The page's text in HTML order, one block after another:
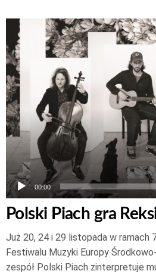
Odtwarzacz
plików
dźwiękowych
00:00
Polski Piach gra
Już 20, 24 i 29 listopada w ramach
Festiwalu Muzyki Europy
zespół Polski Piach zinterpretuje